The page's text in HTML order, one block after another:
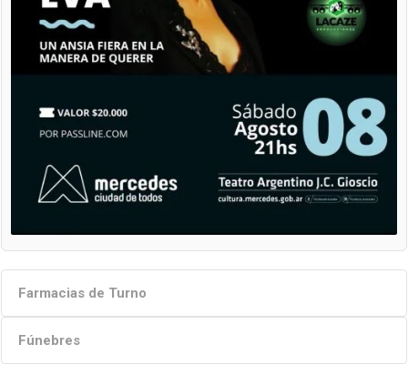
Farmacias de Turno
Fúnebres